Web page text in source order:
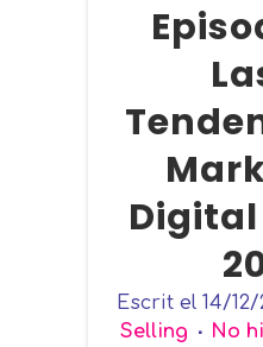
Escrit el 14/12/
Selling
No